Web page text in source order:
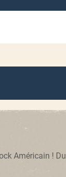
Américain ! Du